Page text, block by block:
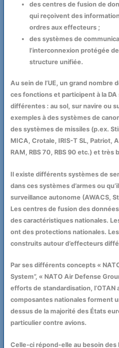
des centres de fusion de
qui reçoivent des
ordres aux effecteurs ;
des systèmes de
l’interconnexion protégée
structure unifiée.
Au sein de l’UE, un grand nombre
ces fonctions et participent à la
différentes : au sol, sur navire ou
exemples à des systèmes de
des systèmes de missiles (p.ex.
MICA, Crotale, IRIS-T SL, Patriot,
RAM, RBS 70, RBS 90 etc.) et très
Il existe différents systèmes de
dans ces systèmes d’armes ou
surveillance autonome (AWACS,
Les centres de fusion des
des caractéristiques nationales.
ont des protections nationales.
construits autour d’effecteurs
Par ses différents concepts «
System”, « NATO Air Defense
efforts de standardisation,
composantes nationales forment
dessus de la majorité des États
particulier contre avions.
Celle-ci répond-elle au besoin des